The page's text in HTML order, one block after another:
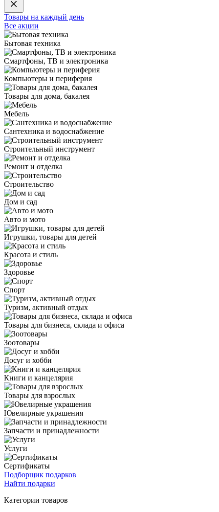
Товары на каждый день
Все акции
Бытовая техника
Смартфоны, ТВ и электроника
Компьютеры и периферия
Товары для дома, бакалея
Мебель
Сантехника и водоснабжение
Строительный инструмент
Ремонт и отделка
Строительство
Дом и сад
Авто и мото
Игрушки, товары для детей
Красота и стиль
Здоровье
Спорт
Туризм, активный отдых
Товары для бизнеса, склада и офиса
Зоотовары
Досуг и хобби
Книги и канцелярия
Товары для взрослых
Ювелирные украшения
Запчасти и принадлежности
Услуги
Сертификаты
Подборщик подарков
Найти подарки
Категории товаров